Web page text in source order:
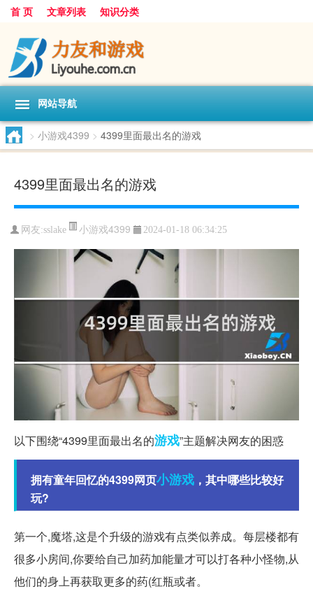
首 页 文章列表 知识分类
网站导航
> 小游戏4399 > 4399里面最出名的游戏
4399里面最出名的游戏
网友:sslake 小游戏4399 2024-01-18 06:34:25
以下围绕“4399里面最出名的游戏”主题解决网友的困惑
拥有童年回忆的4399网页小游戏 ，其中哪些比较好
玩?
第一个,魔塔,这是个升级的游戏有点类似养成。每层楼都有
很多小房间,你要给自己加药加能量才可以打各种小怪物,从
他们的身上再获取更多的药(红瓶或者。